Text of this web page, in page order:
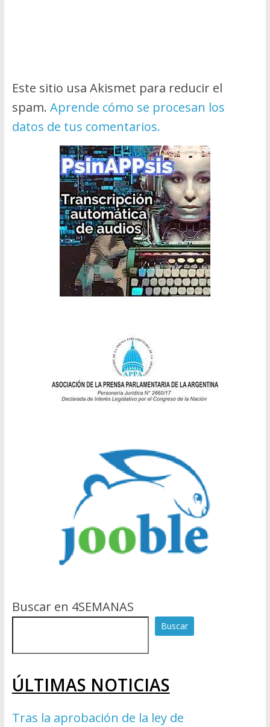
Este sitio usa Akismet para reducir el
spam. Aprende cómo se procesan los
datos de tus comentarios.
Buscar en 4SEMANAS
Buscar
ÚLTIMAS NOTICIAS
Tras la aprobación de la ley de